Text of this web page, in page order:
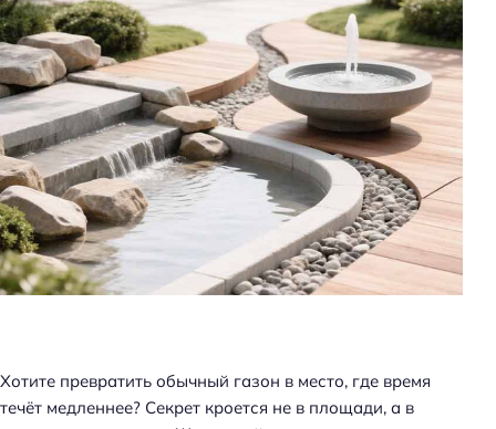
Хотите превратить обычный газон в место, где время
течёт медленнее? Секрет кроется не в площади, а в